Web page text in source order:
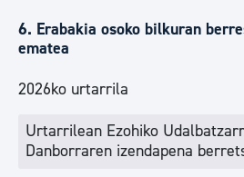
6. Erabakia osoko bilkuran
ematea
2026ko urtarrila
Urtarrilean Ezohiko
Danborraren izendapena